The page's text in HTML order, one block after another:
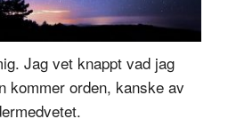
Jag vet knappt vad jag
kommer orden, kanske av